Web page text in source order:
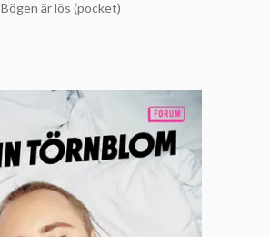
Bögen är lös (pocket)